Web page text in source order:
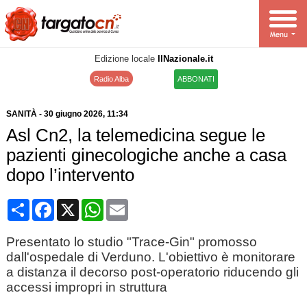
Edizione locale IlNazionale.it
Radio Alba ABBONATI
SANITÀ- 30 giugno 2026, 11:34
Asl Cn2, la telemedicina segue le
pazienti ginecologiche anche a casa
dopo l’intervento
CondividiFacebook
X WhatsApp
Email
Presentato lo studio "Trace-Gin" promosso
dall'ospedale di Verduno. L'obiettivo è monitorare
a distanza il decorso post-operatorio riducendo gli
accessi impropri in struttura